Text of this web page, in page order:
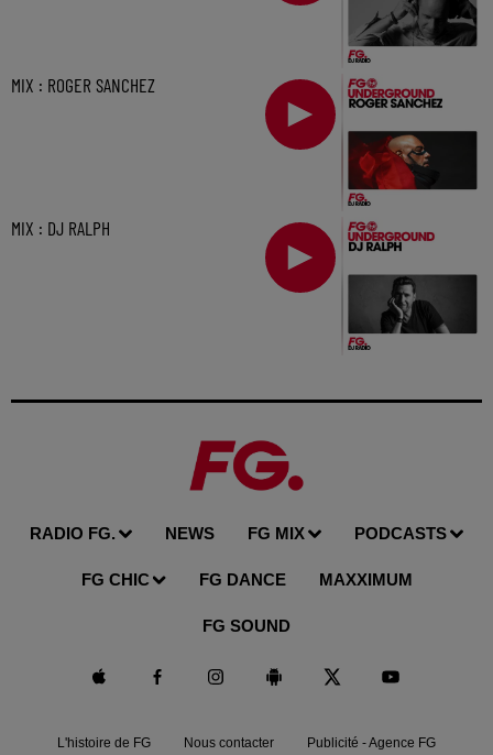
MIX : ROGER SANCHEZ
MIX : DJ RALPH
RADIO FG. NEWS FG MIX PODCASTS
FG CHIC FG DANCE MAXXIMUM
FG SOUND
L'histoire de FG Nous contacter Publicité - Agence FG